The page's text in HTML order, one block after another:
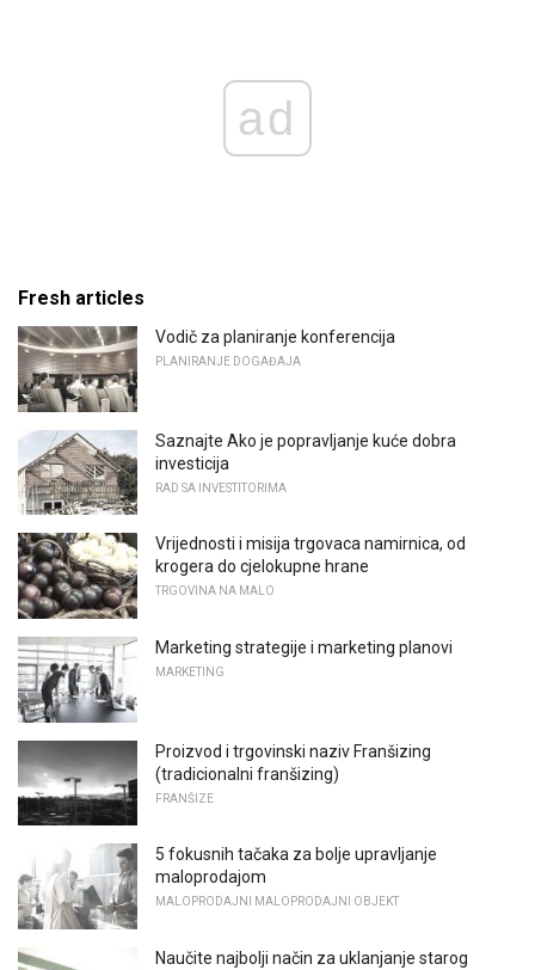
ad
Fresh articles
Vodič za planiranje konferencija
PLANIRANJE DOGAĐAJA
Saznajte Ako je popravljanje kuće dobra
investicija
RAD SA INVESTITORIMA
Vrijednosti i misija trgovaca namirnica, od
krogera do cjelokupne hrane
TRGOVINA NA MALO
Marketing strategije i marketing planovi
MARKETING
Proizvod i trgovinski naziv Franšizing
(tradicionalni franšizing)
FRANŠIZE
5 fokusnih tačaka za bolje upravljanje
maloprodajom
MALOPRODAJNI MALOPRODAJNI OBJEKT
Naučite najbolji način za uklanjanje starog